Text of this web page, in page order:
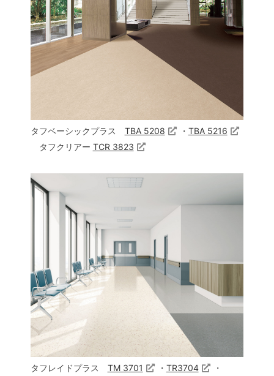
タフベーシックプラス TBA 5208 ・ TBA 5216
タフクリアー TCR 3823
タフレイドプラス TM 3701 ・ TR3704 ・